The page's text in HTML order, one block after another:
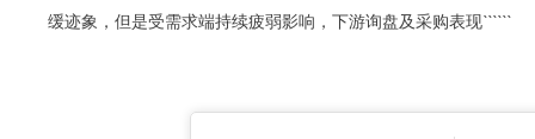
缓迹象，但是受需求端持续疲弱影响，下游询盘及采购表现``````